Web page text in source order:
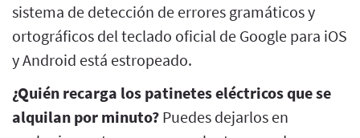
sistema de detección de errores gramáticos y
ortográficos del teclado oficial de Google para iOS
y Android está estropeado.
¿Quién recarga los patinetes eléctricos que se
alquilan por minuto? Puedes dejarlos en